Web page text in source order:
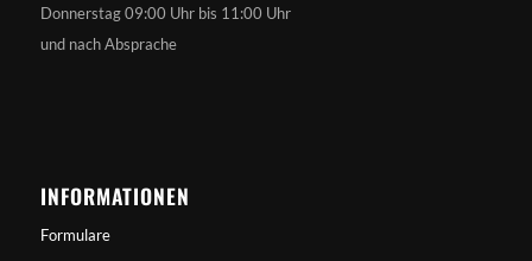
Donnerstag 09:00 Uhr bis 11:00 Uhr
und nach Absprache
INFORMATIONEN
Formulare